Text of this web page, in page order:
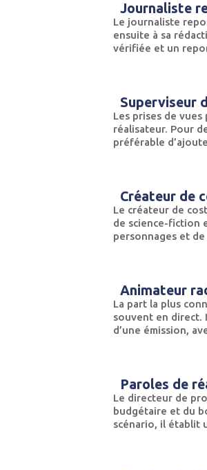
Journaliste
Le journaliste
ensuite à sa
vérifiée et un
Superviseur
Les prises de
réalisateur. Pour
préférable
Créateur de
Le créateur de
de science-fiction
personnages et
Animateur
La part la plus
souvent en direct.
d’une émission,
Paroles de
Le directeur de
budgétaire et du
scénario, il établit